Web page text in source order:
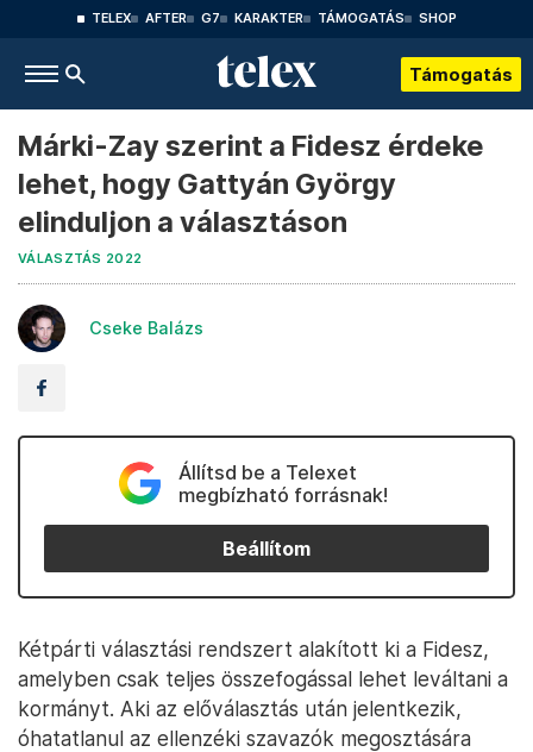
TELEX AFTER G7 KARAKTER TÁMOGATÁS SHOP
Támogatás
Márki-Zay szerint a Fidesz érdeke
lehet, hogy Gattyán György
elinduljon a választáson
VÁLASZTÁS 2022
Cseke Balázs
Állítsd be a Telexet
megbízható forrásnak!
Beállítom
Kétpárti választási rendszert alakított ki a Fidesz,
amelyben csak teljes összefogással lehet leváltani a
kormányt. Aki az előválasztás után jelentkezik,
óhatatlanul az ellenzéki szavazók megosztására